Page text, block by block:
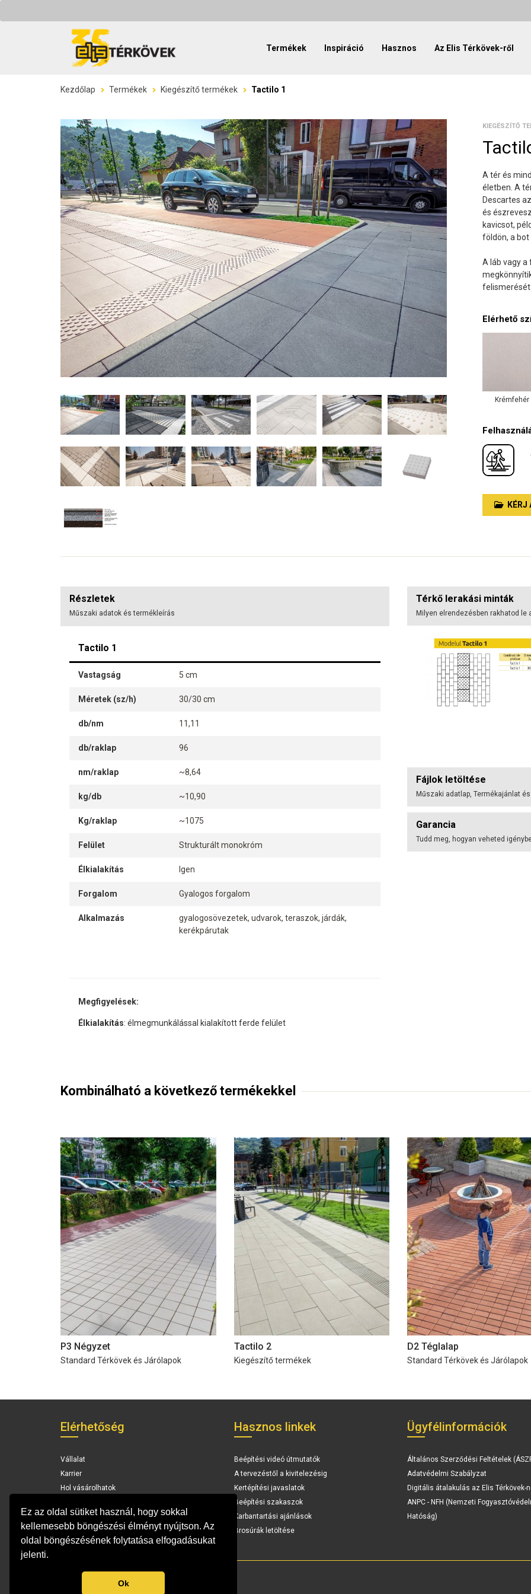
Ez az oldal sütiket használ, hogy sokkal
kellemesebb böngészési élményt nyújtson. Az
oldal böngészésének folytatása elfogadásukat
jelenti.
Ok
Termékek Inspiráció Hasznos Az Elis Térkövek-ről
Kezdőlap Termékek Kiegészítő termékek Tactilo 1
KIEGÉSZÍTŐ
A tér és
életben. A
Descartes
és
kavicsot,
földön, a bot
A láb vagy
felismerését
Elérhető
Krémfehér
KÉRJ
Részletek
Műszaki adatok és termékleírás
Tactilo 1
Vastagság 5 cm
Méretek (sz/h) 30/30 cm
db/nm 11,11
db/raklap 96
nm/raklap ~8,64
kg/db ~10,90
Kg/raklap ~1075
Felület Strukturált monokróm
Élkialakítás Igen
Forgalom Gyalogos forgalom
Alkalmazás
gyalogosövezetek, udvarok, teraszok, járdák,
kerékpárutak
Megfigyelések:
Élkialakítás: élmegmunkálással kialakított ferde felület
Térkő lerakási minták
Milyen elrendezésben rakhatod le
Fájlok letöltése
Műszaki adatlap, Termékajánlat
Garancia
Tudd meg, hogyan veheted
Kombinálható a következő termékekkel
P3 Négyzet
Standard Térkövek és Járólapok
Tactilo 2
Kiegészítő termékek
D2 Téglalap
Standard Térkövek és Járólapok
Elérhetőség
Vállalat
Karrier
Hol vásárolhatok
Hasznos linkek
Beépítési videó útmutatók
A tervezéstől a kivitelezésig
Kertépítési javaslatok
Beépítési szakaszok
Karbantartási ajánlások
Brosúrák letöltése
Ügyfélinformációk
Általános Szerződési Feltételek
Adatvédelmi Szabályzat
Digitális átalakulás az Elis Térkövek-
ANPC - NFH (Nemzeti
Hatóság)